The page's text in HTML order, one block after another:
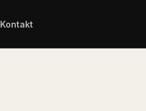
Kontakt